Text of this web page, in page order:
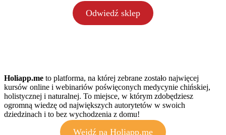
Odwiedź sklep
Holiapp.me to platforma, na której zebrane zostało najwięcej
kursów online i webinariów poświęconych medycynie chińskiej,
holistycznej i naturalnej. To miejsce, w którym zdobędziesz
ogromną wiedzę od największych autorytetów w swoich
dziedzinach i to bez wychodzenia z domu!
Wejdź na Holiapp.me